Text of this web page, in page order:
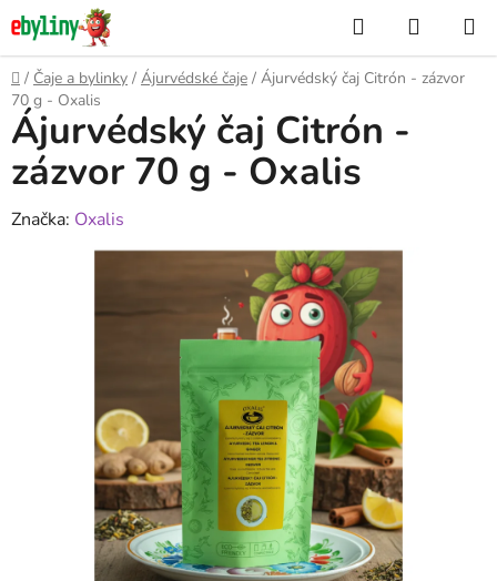
Přejít
na
obsah
Hledat
KOŠÍK
Domů
/ Čaje a bylinky / Ájurvédské čaje / Ájurvédský čaj Citrón - zázvor
70 g - Oxalis
Ájurvédský čaj Citrón -
zázvor 70 g - Oxalis
Značka: Oxalis